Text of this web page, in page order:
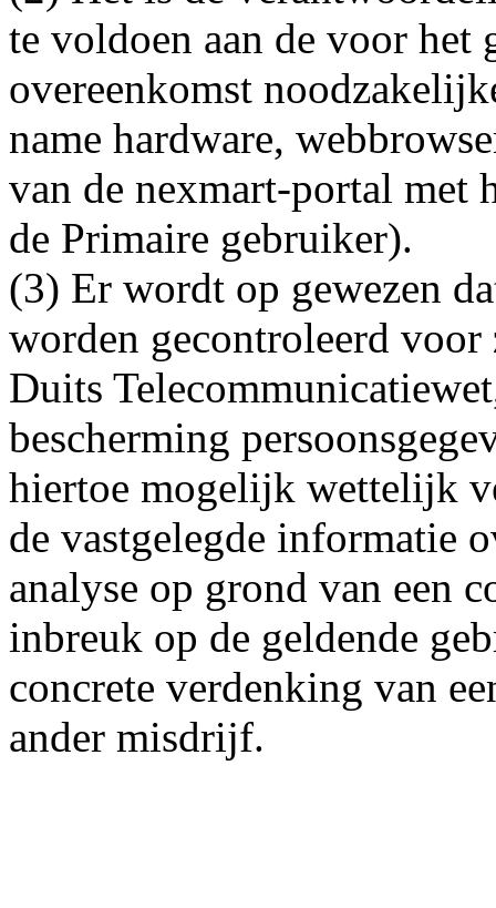
te voldoen aan de voor het
overeenkomst
name hardware,
van de nexmart-portal met
de Primaire gebruiker).
(3) Er wordt op gewezen
worden gecontroleerd voor
Duits
bescherming
hiertoe mogelijk wettelijk
de vastgelegde informatie
analyse op grond van een
inbreuk op de geldende
concrete verdenking van
ander misdrijf.